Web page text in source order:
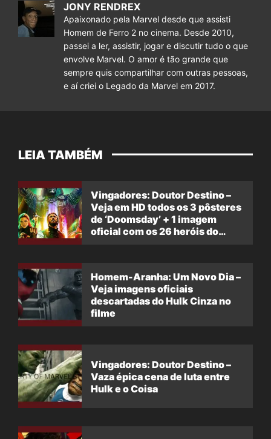
JONY RENDREX
Apaixonado pela Marvel desde que assisti
Homem de Ferro 2 no cinema. Desde 2010,
passei a ler, assistir, jogar e discutir tudo o que
envolve Marvel. O amor é tão grande que
sempre quis compartilhar com outras pessoas,
e aí criei o Legado da Marvel em 2017.
LEIA TAMBÉM
Vingadores: Doutor Destino –
Veja em HD todos os 3 pôsteres
de ‘Doomsday’ + 1 imagem
oficial com os 26 heróis do
Homem-Aranha: Um Novo Dia –
Veja imagens oficiais
descartadas do Hulk Cinza no
filme
Vingadores: Doutor Destino –
Vaza épica cena de luta entre
Hulk e o Coisa